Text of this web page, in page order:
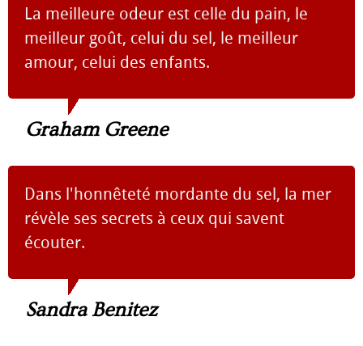
La meilleure odeur est celle du pain, le
meilleur goût, celui du sel, le meilleur
amour, celui des enfants.
Graham Greene
Dans l'honnêteté mordante du sel, la mer
révèle ses secrets à ceux qui savent
écouter.
Sandra Benitez